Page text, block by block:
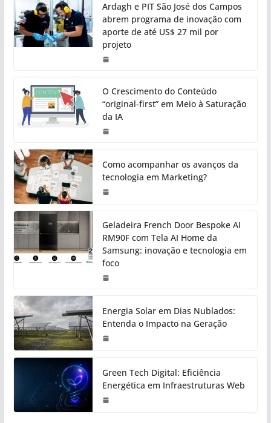
Ardagh e PIT São José dos Campos
abrem programa de inovação com
aporte de até US$ 27 mil por
projeto
O Crescimento do Conteúdo
“original-first” em Meio à Saturação
da IA
Como acompanhar os avanços da
tecnologia em Marketing?
Geladeira French Door Bespoke AI
RM90F com Tela AI Home da
Samsung: inovação e tecnologia em
foco
Energia Solar em Dias Nublados:
Entenda o Impacto na Geração
Green Tech Digital: Eficiência
Energética em Infraestruturas Web